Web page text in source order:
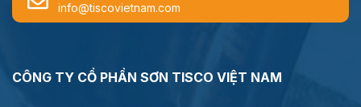
info@tiscovietnam.com
CÔNG TY CỔ PHẦN SƠN TISCO VIỆT NAM